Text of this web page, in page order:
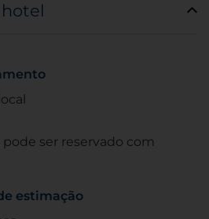
ser reservado com
estimação